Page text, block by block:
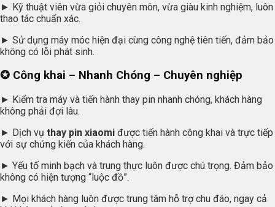
► Kỹ thuật viên vừa giỏi chuyên môn, vừa giàu kinh nghiệm, luôn
thao tác chuẩn xác.
► Sử dụng máy móc hiện đại cùng công nghệ tiên tiến, đảm bảo
không có lỗi phát sinh.
✪ Công khai – Nhanh Chóng – Chuyên nghiệp
► Kiểm tra máy và tiến hành thay pin nhanh chóng, khách hàng
không phải đợi lâu.
► Dịch vụ thay pin xiaomi được tiến hành công khai và trực tiếp
với sự chứng kiến của khách hàng.
► Yếu tố minh bạch và trung thực luôn được chú trọng. Đảm bảo
không có hiện tượng “luộc đồ”.
► Mọi khách hàng luôn được trung tâm hỗ trợ chu đáo, ngay cả